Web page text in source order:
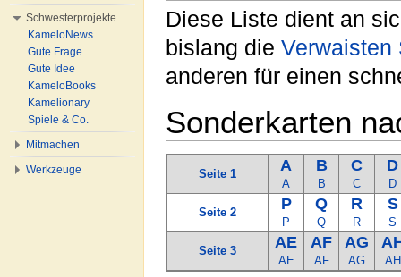
Diese Liste dient an
bislang die Verwaisten
anderen für einen
Sonderkarten
Seite 1 A
A
B
B
C
C
D
D
Seite 2 P
P
Q
Q
R
R
S
S
Seite 3 AE
AE
AF
AF
AG
AG AH
Schwesterprojekte
KameloNews
Gute Frage
Gute Idee
KameloBooks
Kamelionary
Spiele & Co.
Mitmachen
Werkzeuge